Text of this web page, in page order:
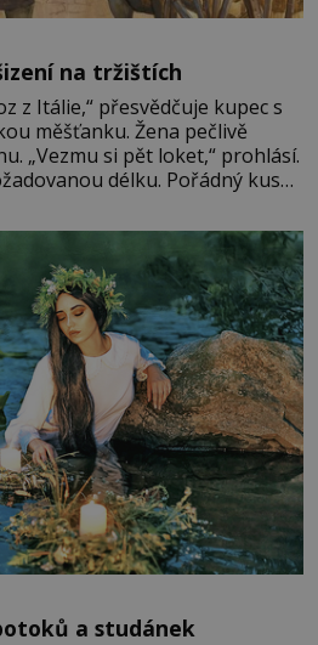
na tržištích
z Itálie,“ přesvědčuje kupec s
měšťanku. Žena pečlivě
„Vezmu si pět loket,“ prohlásí.
délku. Pořádný kus
sukni,“ zhodnotí švadlena
„Ošidili vás, podívejte.“
a studánek